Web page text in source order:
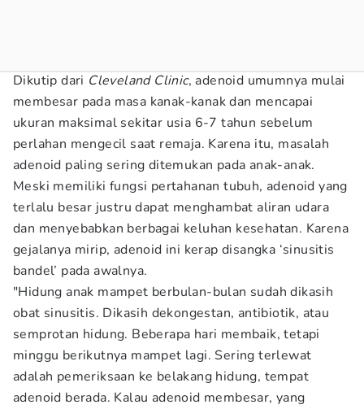
Dikutip dari Cleveland Clinic, adenoid umumnya mulai
membesar pada masa kanak-kanak dan mencapai
ukuran maksimal sekitar usia 6-7 tahun sebelum
perlahan mengecil saat remaja. Karena itu, masalah
adenoid paling sering ditemukan pada anak-anak.
Meski memiliki fungsi pertahanan tubuh, adenoid yang
terlalu besar justru dapat menghambat aliran udara
dan menyebabkan berbagai keluhan kesehatan. Karena
gejalanya mirip, adenoid ini kerap disangka ‘sinusitis
bandel’ pada awalnya.
"Hidung anak mampet berbulan-bulan sudah dikasih
obat sinusitis. Dikasih dekongestan, antibiotik, atau
semprotan hidung. Beberapa hari membaik, tetapi
minggu berikutnya mampet lagi. Sering terlewat
adalah pemeriksaan ke belakang hidung, tempat
adenoid berada. Kalau adenoid membesar, yang